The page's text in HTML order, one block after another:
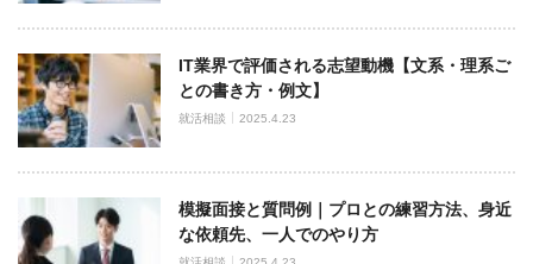
IT業界で評価される志望動機【文系・理系ご
との書き方・例文】
就活相談 2025.4.23
模擬面接と質問例｜プロとの練習方法、身近
な依頼先、一人でのやり方